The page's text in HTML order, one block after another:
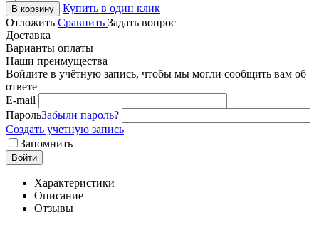
В корзину
Купить в один клик
Отложить Сравнить Задать вопрос
Доставка
Варианты оплаты
Наши преимущества
Войдите в учётную запись, чтобы мы могли сообщить вам об
ответе
E-mail
ПарольЗабыли пароль?
Создать учетную запись
Запомнить
Войти
Характеристики
Описание
Отзывы